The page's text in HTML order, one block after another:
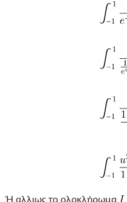
Ή αλλιως το ολοκλήρωμα